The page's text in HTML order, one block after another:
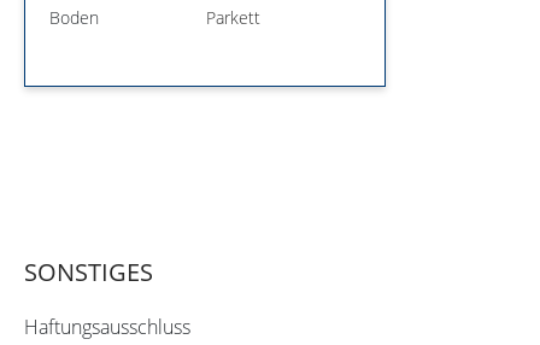
Boden Parkett
SONSTIGES
Haftungsausschluss